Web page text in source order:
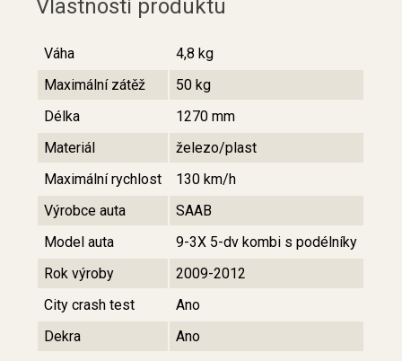
Vlastnosti produktu
Váha
4,8 kg
Maximální zátěž
50 kg
Délka
1270 mm
Materiál
železo/plast
Maximální rychlost
130 km/h
Výrobce auta
SAAB
Model auta
9-3X 5-dv kombi s podélníky
Rok výroby
2009-2012
City crash test
Ano
Dekra
Ano